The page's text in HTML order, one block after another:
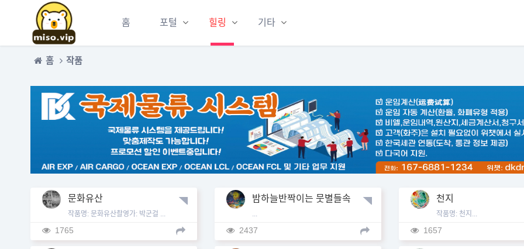
홈 포털 힐링 기타
홈 작품
문화유산
작품명: 문화유산촬영가: 박군걸 ...
1765
밤하늘반짝이는 뭇별들속
...
2437
천지
작품명: 천지...
1657